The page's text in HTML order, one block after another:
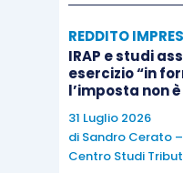
aspetti:
le modalità
immobili;
gli aspetti
REDDITO
IRAP e studi
esercizio “in
l’imposta non
31 Luglio 2026
di Sandro Cerato
Centro Studi